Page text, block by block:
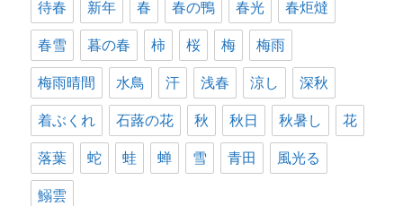
待春 新年 春 春の鴨 春光 春炬燵
春雪 暮の春 柿 桜 梅 梅雨
梅雨晴間 水鳥 汗 浅春 涼し 深秋
着ぶくれ 石蕗の花 秋 秋日 秋暑し 花
落葉 蛇 蛙 蝉 雪 青田 風光る
鰯雲